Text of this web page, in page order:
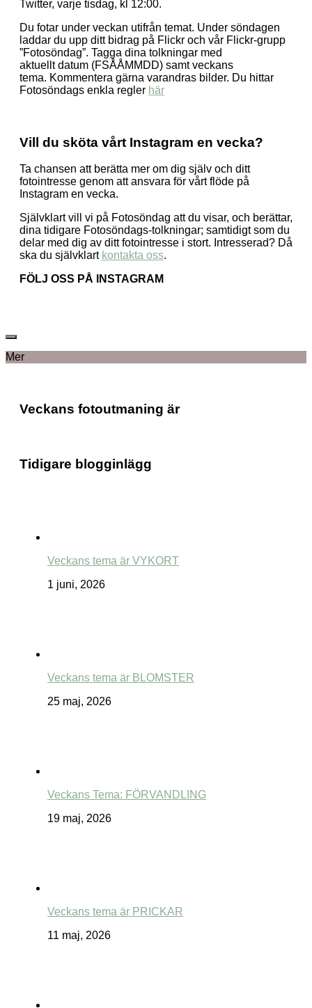
Twitter, varje tisdag, kl 12:00.
Du fotar under veckan utifrån temat. Under söndagen
laddar du upp ditt bidrag på Flickr och vår Flickr-grupp
”Fotosöndag”. Tagga dina tolkningar med
aktuellt datum (FSÅÅMMDD) samt veckans
tema. Kommentera gärna varandras bilder. Du hittar
Fotosöndags enkla regler här
Vill du sköta vårt Instagram en vecka?
Ta chansen att berätta mer om dig själv och ditt
fotointresse genom att ansvara för vårt flöde på
Instagram en vecka.
Självklart vill vi på Fotosöndag att du visar, och berättar,
dina tidigare Fotosöndags-tolkningar; samtidigt som du
delar med dig av ditt fotointresse i stort. Intresserad? Då
ska du självklart kontakta oss.
FÖLJ OSS PÅ INSTAGRAM
Mer
Veckans fotoutmaning är
Tidigare blogginlägg
Veckans tema är VYKORT
1 juni, 2026
Veckans tema är BLOMSTER
25 maj, 2026
Veckans Tema: FÖRVANDLING
19 maj, 2026
Veckans tema är PRICKAR
11 maj, 2026